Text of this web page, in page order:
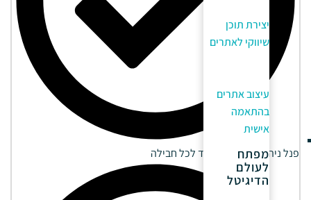
יצירת תוכן
שיווקי לאתרים
עיצוב אתרים
בהתאמה
אישית
מפתח
לעולם
הדיגיטל
פנל ניהול מתקדם ונפרד לכל חבילה